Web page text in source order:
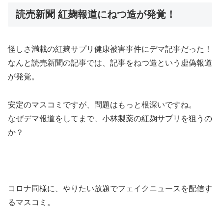
読売新聞 紅麹報道にねつ造が発覚！
怪しさ満載の紅麹サプリ健康被害事件にデマ記事だった！
なんと読売新聞の記事では、記事をねつ造という虚偽報道
が発覚。
安定のマスコミですが、問題はもっと根深いですね。
なぜデマ報道をしてまで、小林製薬の紅麹サプリを狙うの
か？
コロナ同様に、やりたい放題でフェイクニュースを配信す
るマスコミ。